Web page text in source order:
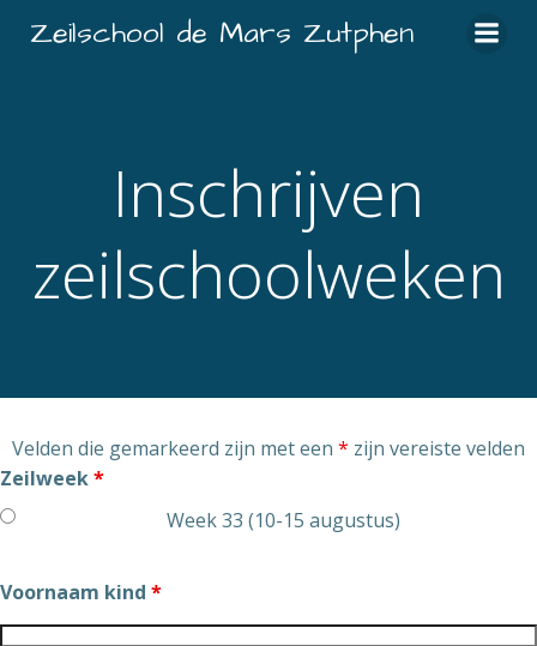
naar
Zeilschool de Mars Zutphen
Inschrijven
zeilschoolweken
Velden die gemarkeerd zijn met een * zijn vereiste velden
Zeilweek*
Week 33 (10-15 augustus)
Voornaam kind *